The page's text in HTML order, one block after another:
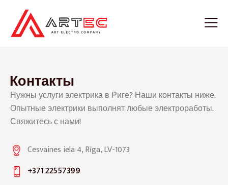
Контакты
Нужны услуги электрика в Риге? Наши контакты ниже.
Опытные электрики выполнят любые электроработы.
Свяжитесь с нами!
Cesvaines iela 4, Rīga, LV-1073
+371 22557399